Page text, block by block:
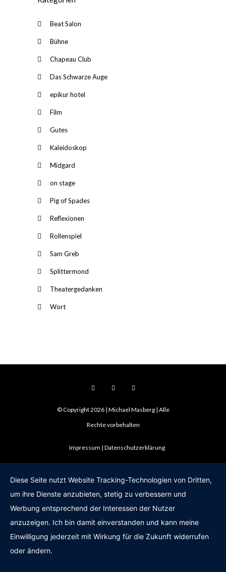
Beat Salon
Bühne
Chapeau Club
Das Schwarze Auge
epikur hotel
Film
Gutes
Kaleidoskop
Midgard
on stage
Pig of Spades
Reflexionen
Rollenspiel
Sam Greb
Splittermond
Theatergedanken
Wort
© Copyright 2026 | Michael Masberg | Alle
Rechte vorbehalten
Impressum Datenschutzerklärung
Diese Seite nutzt Website Tracking-Technologien von Dritten,
um ihre Dienste anzubieten, stetig zu verbessern und
Werbung entsprechend der Interessen der Nutzer
anzuzeigen. Ich bin damit einverstanden und kann meine
Einwilligung jederzeit mit Wirkung für die Zukunft widerrufen
oder ändern.